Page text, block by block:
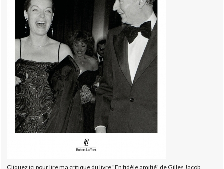
Cliquez ici pour lire ma critique du livre "En fidèle amitié" de Gilles Jacob